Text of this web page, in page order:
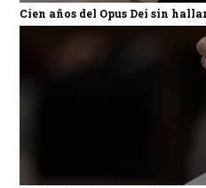
Cien años del Opus Dei sin